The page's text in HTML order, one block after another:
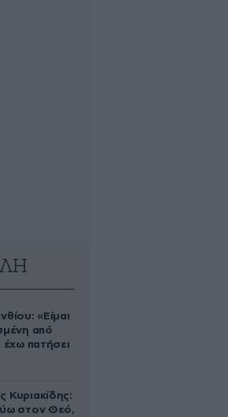
«Είμαι
από
έχω πατήσει
Κυριακίδης:
στον Θεό,